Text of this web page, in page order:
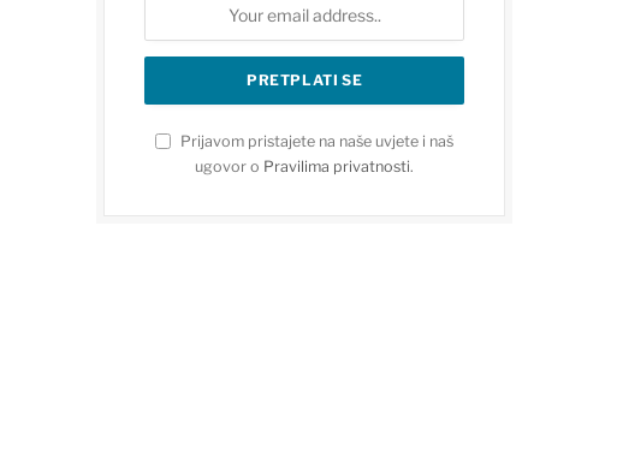
Prijavom pristajete na naše uvjete i naš
ugovor o Pravilima privatnosti.